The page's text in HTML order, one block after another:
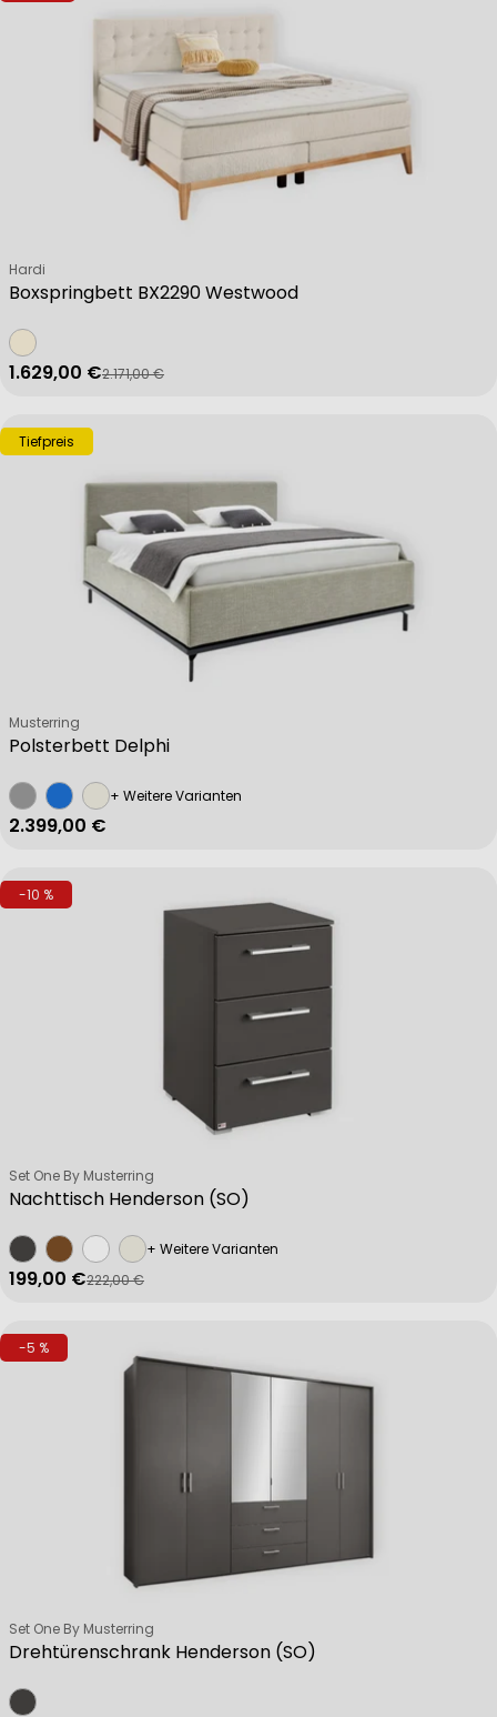
Boxspringbett BX2290 Westwood
Verkäufer:
Hardi
Verkaufspreis
1.629,00 €
Regulärer Preis
2.171,00 €
Tiefpreis
Polsterbett Delphi
Verkäufer:
Musterring
+ Weitere Varianten
Regulärer Preis
2.399,00 €
-10 %
Nachttisch Henderson (SO)
Verkäufer:
Set One By Musterring
+ Weitere Varianten
Verkaufspreis
199,00 €
Regulärer Preis
222,00 €
-5 %
Drehtürenschrank Henderson (SO)
Verkäufer:
Set One By Musterring